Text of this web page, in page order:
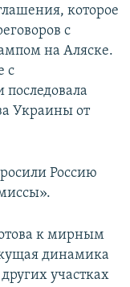
которое
с
на Аляске.
с
Украины от
Россию
к мирным
динамика
участках